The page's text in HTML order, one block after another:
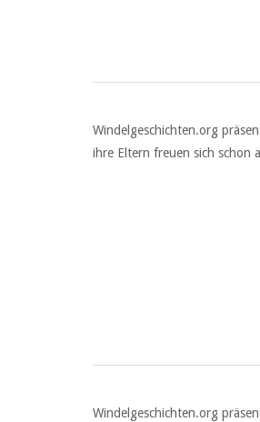
Windelgeschichten.org
ihre Eltern freuen sich schon
Windelgeschichten.org